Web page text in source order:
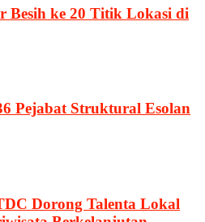
ke 20 Titik Lokasi di
Pejabat Struktural Esolan
Dorong Talenta Lokal